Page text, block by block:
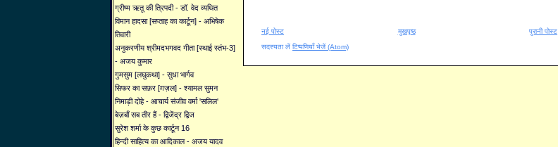
ग्रीष्म ऋतू की त्रिपदी - डॉ. वेद व्यथित
विमान हादसा [सप्ताह का कार्टून] - अभिषेक
तिवारी
अनुकरणीय श्रीमदभगवद गीता [स्थाई स्तंभ-3]
- अजय कुमार
गुमसुम [लघुकथा] - सुधा भार्गव
सिफर का सफ़र [ग़ज़ल] - श्यामल सुमन
निमाड़ी दोहे - आचार्य संजीव वर्मा 'सलिल'
बेज़बाँ सब तीर हैं - द्विजेंद्र द्विज
सुरेश शर्मा के कुछ कार्टून 16
हिन्दी साहित्य का आदिकाल - अजय यादव
नई पोस्ट पुरानी पोस्ट
मुखपृष्ठ
सदस्यता लें टिप्पणियाँ भेजें (Atom)